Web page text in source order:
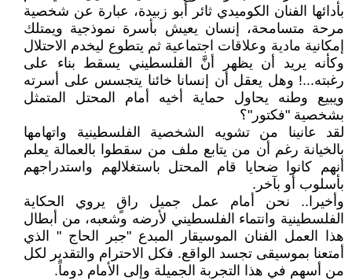
بأدائها الفنان الكوميدي ثائر أبو زبيدة، عبارة عن شخصية
مرحة متسامحة، إنسان يعيش بأسرة نموذجية ويمتلك
إمكانية مادية وعلاقات اجتماعية ثم يتطوع ليخدم الاحتلال
وكأنه يريد أن يظهر أنَّ الفلسطيني يسقط بناء على
رغبته...! وهل يعقل أن إنسانا خائنا يتجسس على أسرته
ويبيع وطنه يحاول حماية أخيه أمام المحتل المتمثل
بشخصية "فكتور"؟
لقد عانينا من تشويه الشخصية الفلسطينية واتهامها
بالخيانة رغم أن من يتابع ملف من سقطوا بالعمالة يعلم
أنهم كانوا ضحايا قام المحتل باستغلالهم واستدراجهم
بأسلوب أو بآخر.
وأخيرا.. نحن أمام عمل جميل راقٍ يروي الحكاية
الفلسطينية وانتماء الفلسطيني لأرضه وشعبه، من أبطال
هذا العمل الفنان الموسيقار المبدع "جبر الحاج " الذي
أمتعنا بموسيقى تجسد الواقع. فكل الاحترام والتقدير لكل
من أسهم في هذا التجربة الجميلة وإلى الأمام دوماً.